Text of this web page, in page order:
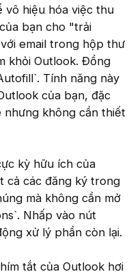
vô hiệu hóa việc thu
bạn cho "trải
email trong hộp thư
khỏi Outlook. Đồng
Tính năng này
của bạn, đặc
không cần thiết
kỳ hữu ích của
cả các đăng ký trong
mà không cần mở
Nhấp vào nút
xử lý phần còn lại.
tắt của Outlook hơi